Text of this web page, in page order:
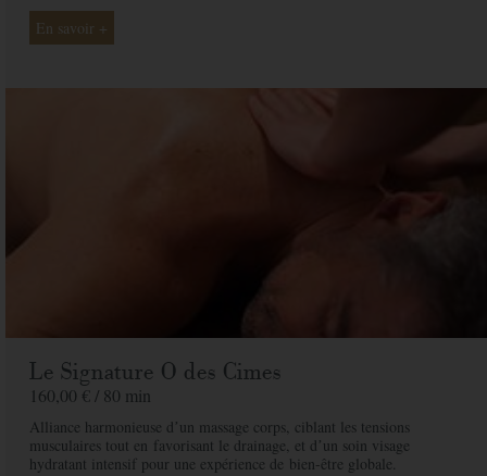
Téléphone*
Offert à
En savoir +
Le Signature O des Cimes
160,00 € / 80 min
Alliance harmonieuse dʼun massage corps, ciblant les tensions
musculaires tout en favorisant le drainage, et dʼun soin visage
hydratant intensif pour une expérience de bien-être globale.